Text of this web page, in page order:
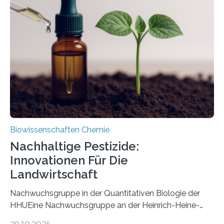
Art einer neuen Gattung beschrieben werden und trägt
nun den Namen Cretosabethes primaevus. Dieser erste
fossile Nachweis einer Stechmückenlarve in Bernstein
stellt gleichzeitig den ersten Fossilfund einer
Mückenlarve aus dem Mesozoikum dar, denn…
Biowissenschaften Chemie
Nachhaltige Pestizide:
Innovationen Für Die
Landwirtschaft
Nachwuchsgruppe in der Quantitativen Biologie der
HHUEine Nachwuchsgruppe an der Heinrich-Heine-